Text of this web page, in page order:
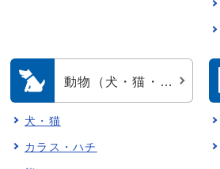
動物（犬・猫・カラス・ハチ・熊等）
犬・猫
カラス・ハチ